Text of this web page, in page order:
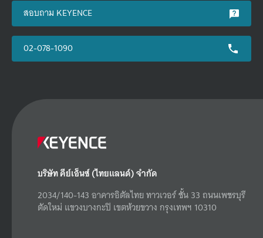
สอบถาม KEYENCE
02-078-1090
บริษัท คีย์เอ็นซ์ (ไทยแลนด์) จำกัด
2034/140-143 อาคารอิตัลไทย ทาวเวอร์ ชั้น 33 ถนนเพชรบุรี
ตัดใหม่ แขวงบางกะปิ เขตห้วยขวาง กรุงเทพฯ 10310